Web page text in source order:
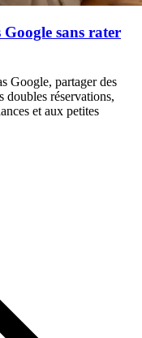
sans rater
Google, partager des
doubles réservations,
et aux petites